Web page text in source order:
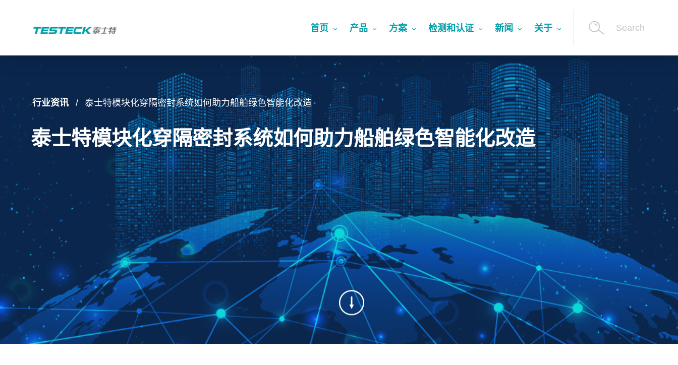
首页 产品 方案 检测和认证 新闻 关于 Search
行业资讯 泰士特模块化穿隔密封系统如何助力船舶绿色智能化改造
泰士特模块化穿隔密封系统如何助力船舶绿色智能化改造